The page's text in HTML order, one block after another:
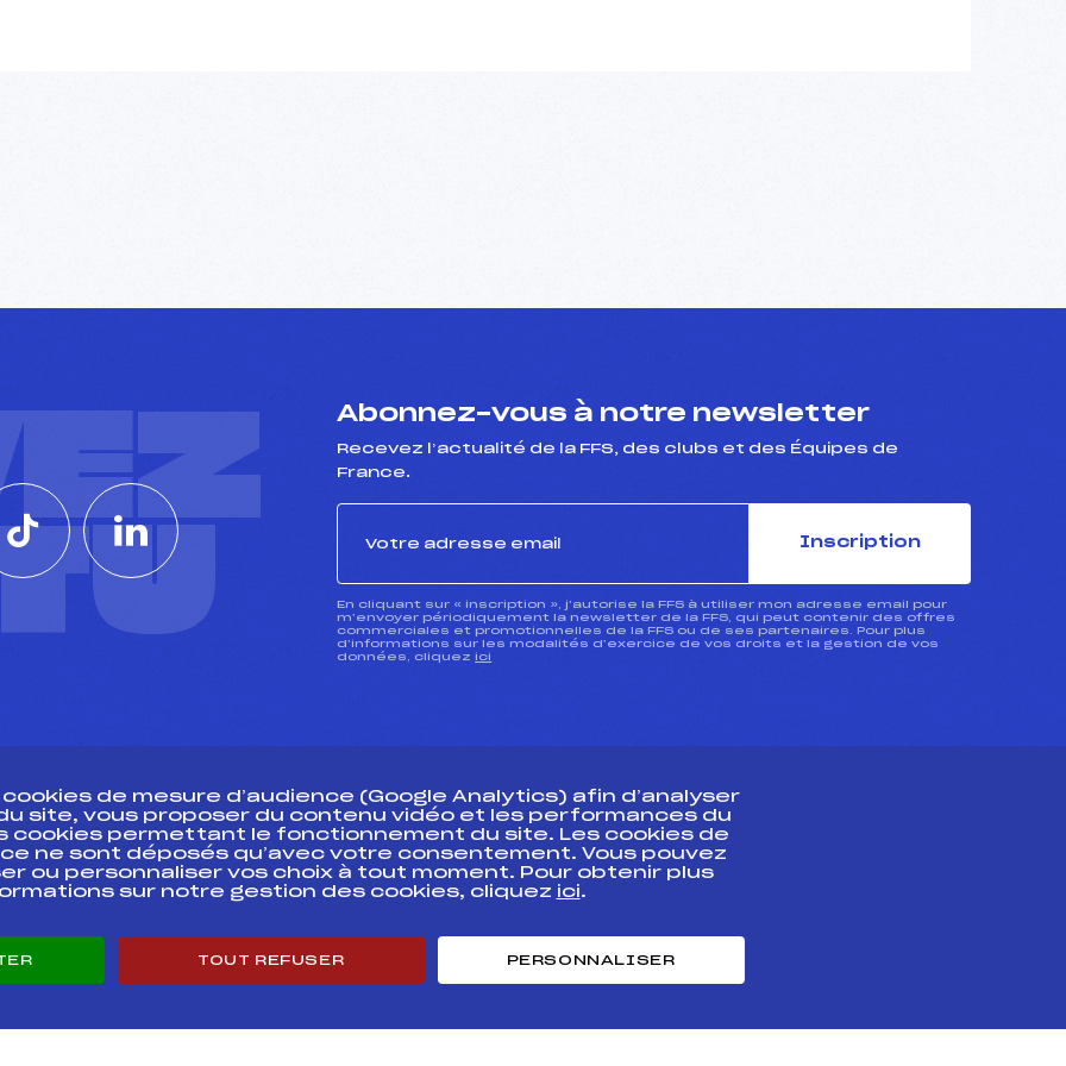
Abonnez-vous à notre newsletter
Recevez l’actualité de la FFS, des clubs et des Équipes de
France.
Inscription
En cliquant sur « inscription », j’autorise la FFS à utiliser mon adresse email pour
m’envoyer périodiquement la newsletter de la FFS, qui peut contenir des offres
commerciales et promotionnelles de la FFS ou de ses partenaires. Pour plus
d’informations sur les modalités d’exercice de vos droits et la gestion de vos
données, cliquez ici
Pass’Neige
Projet sportif fédéral
Pôle vie de l’athlète
Enseignement professionnel
de mesure d’audience (Google Analytics) afin d’analyser
site, vous proposer du contenu vidéo et les performances du
cookies permettant le fonctionnement du site. Les cookies de
ne sont déposés qu’avec votre consentement. Vous pouvez
ou personnaliser vos choix à tout moment. Pour obtenir plus
sur notre gestion des cookies, cliquez ici.
TOUT REFUSER PERSONNALISER